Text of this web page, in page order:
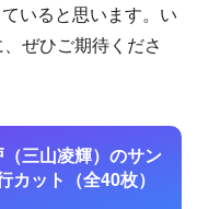
いると思います。い
ぜひご期待くださ
（三山凌輝）のサン
ット（全40枚）